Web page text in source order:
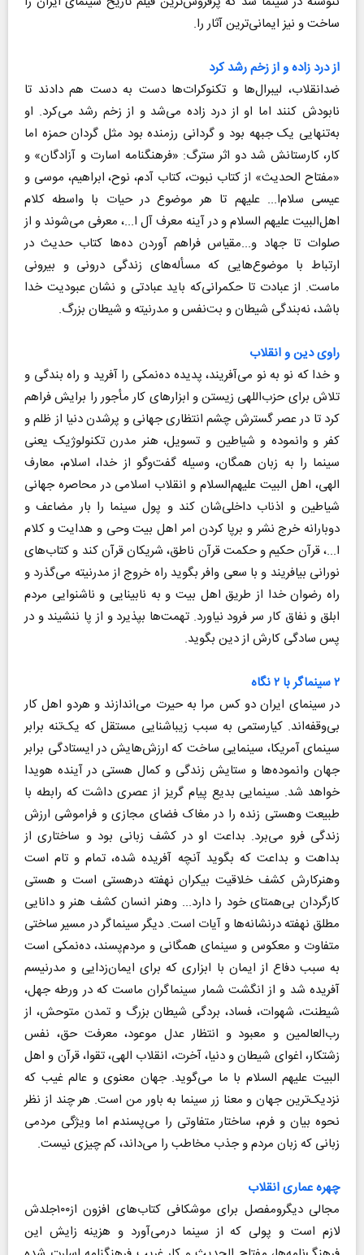
ساخت و نیز ایمانی‌ترین آثار را.
از درد زاده و از زخم رشد کرد
ضد‌انقلاب، لیبرال‌ها و تکنوکرات‌ها دست به دست هم دادند تا
نابودش کنند اما او از درد زاده می‌شد و از زخم رشد می‌کرد. او
به‌تنهایی یک جبهه بود و گردانی رزمنده بود مثل گردان حمزه اما
کار، کارستانش شد دو اثر سترگ: «فرهنگنامه اسارت و آزادگان» و
«مفتاح الحدیث» از کتاب نبوت، کتاب آدم، نوح، ابراهیم، موسی و
عیسی سلام‌ا... علیهم تا هر موضوع در حیات با واسطه کلام
اهل‌البیت علیهم السلام و در آینه معرف آل ا...، معرفی می‌شوند و از
صلوات تا جهاد و...مقیاس فراهم آوردن ده‌ها کتاب حدیث در
ارتباط با موضوع‌هایی که مسأله‌های زندگی درونی و بیرونی
ماست. از عبادت تا حکمرانی‌که باید عبادتی و نشان عبودیت خدا
باشد، نه‌بندگی شیطان و بت‌نفس و مدرنیته و شیطان بزرگ.
راوی دین و انقلاب
و خدا که نو به نو می‌آفریند، پدیده ده‌نمکی را آفرید و راه بندگی و
تلاش برای حزب‌اللهی زیستن و ابزارهای کار مأجور را برایش فراهم
کرد تا در عصر گسترش چشم انتظاری جهانی و پرشدن دنیا از ظلم و
کفر و وانموده و شیاطین و تسویل، هنر مدرن تکنولوژیک یعنی
سینما را به زبان همگان، وسیله گفت‌وگو از خدا، اسلام، معارف
الهی، اهل البیت علیهم‌السلام و انقلاب اسلامی در محاصره جهانی
شیاطین و اذناب داخلی‌شان کند و پول سینما را بار مضاعف و
دوبارانه خرج نشر و برپا کردن امر اهل بیت وحی و هدایت و کلام
ا...، قرآن حکیم و حکمت قرآن ناطق، شریکان قرآن کند و کتاب‌های
نورانی بیافریند و با سعی وافر بگوید راه خروج از مدرنیته می‌گذرد و
راه رضوان خدا از طریق اهل بیت و به نابینایی و ناشنوایی مردم
ابلق و نفاق کار سر فرود نیاورد. تهمت‌ها بپذیرد و از پا ننشیند و در
پس سادگی کارش از دین بگوید.
۲ سینماگر با ۲ نگاه
در سینمای ایران دو کس مرا به حیرت می‌اندازند و هردو اهل کار
بی‌وقفه‌اند. کیارستمی به سبب زیباشنایی مستقل که یک‌تنه برابر
سینمای آمریکا، سینمایی ساخت که ارزش‌هایش در ایستادگی برابر
جهان وانموده‌ها و ستایش زندگی و کمال هستی در آینده هویدا
خواهد شد. سینمایی بدیع پیام گریز از عصری داشت که رابطه با
طبیعت وهستی زنده را در مغاک فضای مجازی و فراموشی ارزش
زندگی فرو می‌برد. بداعت او در کشف زبانی بود و ساختاری از
بداهت و بداعت که بگوید آنچه آفریده شده، تمام و تام است
وهنرکارش کشف خلاقیت بیکران نهفته درهستی است و هستی
کارگردان بی‌همتای خود را دارد... وهنر انسان کشف هنر و دانایی
مطلق نهفته درنشانه‌ها و آیات است. دیگر سینماگر در مسیر ساختی
متفاوت و معکوس و سینمای همگانی و مردم‌پسند، ده‌نمکی است
به سبب دفاع از ایمان با ابزاری که برای ایمان‌زدایی و مدرنیسم
آفریده شد و از انگشت شمار سینماگران ماست که در ورطه جهل،
شیطنت، شهوات، فساد، بردگی شیطان بزرگ و تمدن متوحش، از
رب‌العالمین و معبود و انتظار عدل موعود، معرفت حق، نفس
زشتکار، اغوای شیطان و دنیا، آخرت، انقلاب الهی، تقوا، قرآن و اهل
البیت علیهم السلام با ما می‌گوید. جهان معنوی و عالم غیب که
نزدیک‌ترین جهان و معنا زر سینما به باور من است. هر چند از نظر
نحوه بیان و فرم، ساختار متفاوتی را می‌پسندم اما ویژگی مردمی
زبانی که زبان مردم و جذب مخاطب را می‌داند، کم چیزی نیست.
چهره عماری انقلاب
مجالی دیگرومفصل برای موشکافی کتاب‌های افزون از۱۰۰‌جلدش
لازم است و پولی که از سینما درمی‌آورد و هزینه زایش این